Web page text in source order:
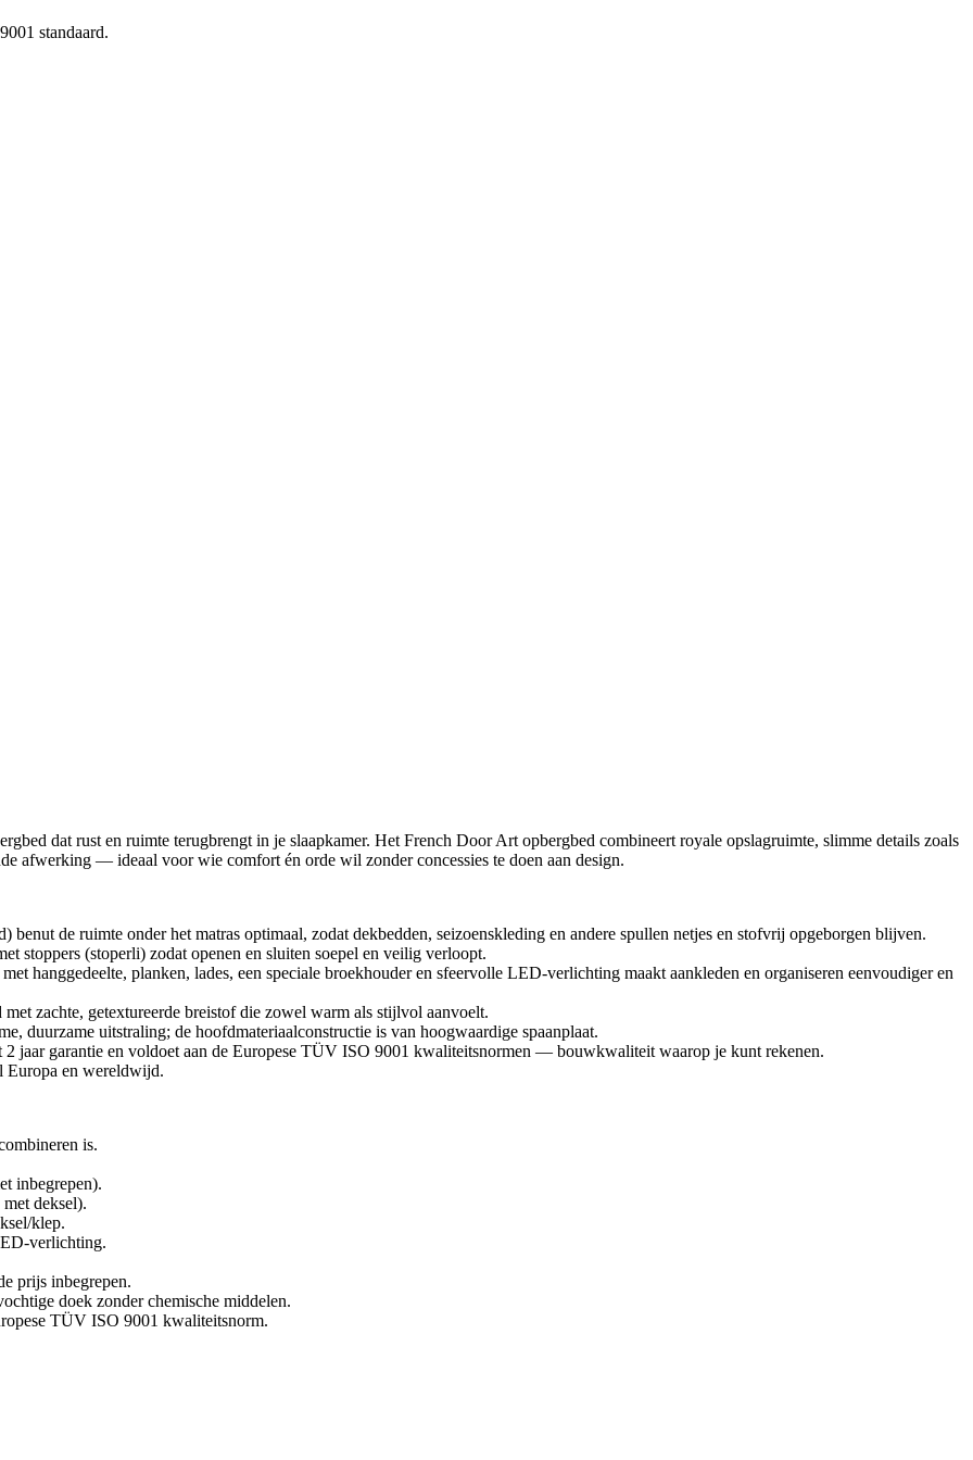
standaard.
dat rust en ruimte terugbrengt in je slaapkamer. Het French Door Art opbergbed combineert royale opslagruimte, slimme details zoals
afwerking — ideaal voor wie comfort én orde wil zonder concessies te doen aan design.
de ruimte onder het matras optimaal, zodat dekbedden, seizoenskleding en andere spullen netjes en stofvrij opgeborgen blijven.
stoppers (stoperli) zodat openen en sluiten soepel en veilig verloopt.
hanggedeelte, planken, lades, een speciale broekhouder en sfeervolle LED-verlichting maakt aankleden en organiseren eenvoudiger en
zachte, getextureerde breistof die zowel warm als stijlvol aanvoelt.
duurzame uitstraling; de hoofdmateriaalconstructie is van hoogwaardige spaanplaat.
jaar garantie en voldoet aan de Europese TÜV ISO 9001 kwaliteitsnormen — bouwkwaliteit waarop je kunt rekenen.
Europa en wereldwijd.
is.
inbegrepen).
deksel).
klep.
verlichting.
prijs inbegrepen.
doek zonder chemische middelen.
TÜV ISO 9001 kwaliteitsnorm.